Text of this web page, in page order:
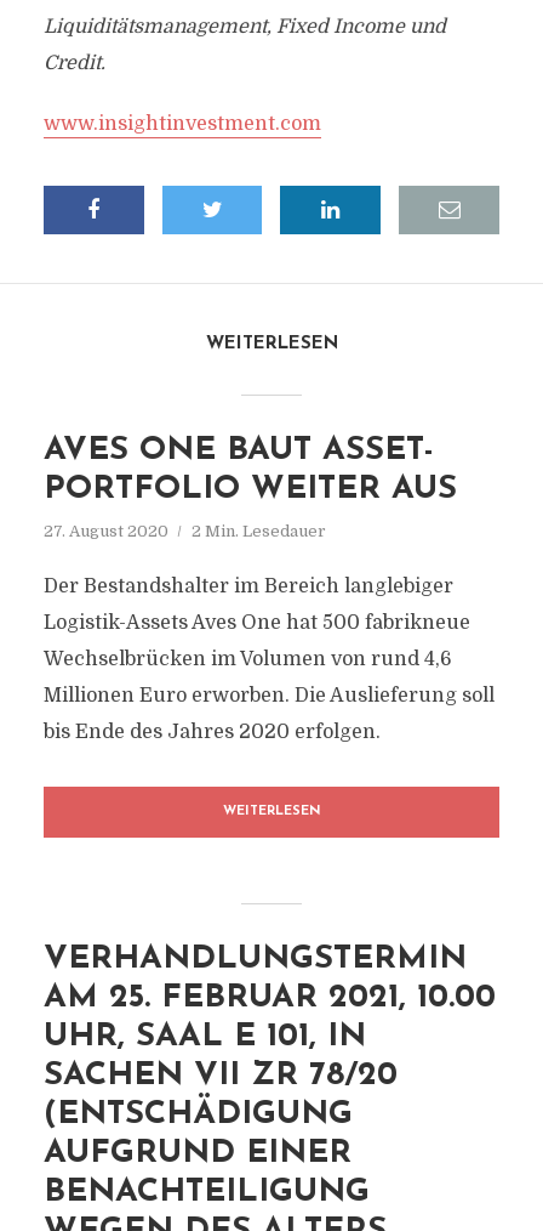
Liquiditätsmanagement, Fixed Income und
Credit.
www.insightinvestment.com
WEITERLESEN
AVES ONE BAUT ASSET-
PORTFOLIO WEITER AUS
27. August 2020 2 Min. Lesedauer
Der Bestandshalter im Bereich langlebiger
Logistik-Assets Aves One hat 500 fabrikneue
Wechselbrücken im Volumen von rund 4,6
Millionen Euro erworben. Die Auslieferung soll
bis Ende des Jahres 2020 erfolgen.
WEITERLESEN
VERHANDLUNGSTERMIN
AM 25. FEBRUAR 2021, 10.00
UHR, SAAL E 101, IN
SACHEN VII ZR 78/20
(ENTSCHÄDIGUNG
AUFGRUND EINER
BENACHTEILIGUNG